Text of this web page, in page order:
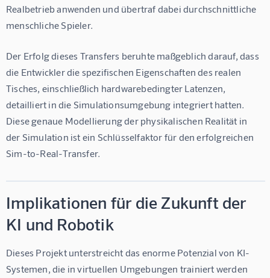
Realbetrieb anwenden und übertraf dabei durchschnittliche
menschliche Spieler.
Der Erfolg dieses Transfers beruhte maßgeblich darauf, dass
die Entwickler die spezifischen Eigenschaften des realen
Tisches, einschließlich hardwarebedingter Latenzen,
detailliert in die Simulationsumgebung integriert hatten.
Diese genaue Modellierung der physikalischen Realität in
der Simulation ist ein Schlüsselfaktor für den erfolgreichen
Sim-to-Real-Transfer.
Implikationen für die Zukunft der
KI und Robotik
Dieses Projekt unterstreicht das enorme Potenzial von KI-
Systemen, die in virtuellen Umgebungen trainiert werden